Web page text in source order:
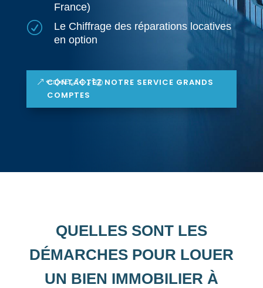
France)
R
Le Chiffrage des réparations locatives
en option
CONTACTEZ NOTRE SERVICE GRANDS
COMPTES
QUELLES SONT LES
DÉMARCHES POUR LOUER
UN BIEN IMMOBILIER À